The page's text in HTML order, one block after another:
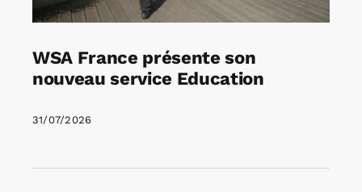
WSA France présente son
nouveau service Education
31/07/2026